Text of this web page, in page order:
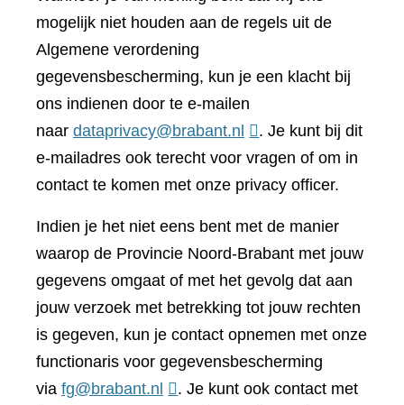
mogelijk niet houden aan de regels uit de
Algemene verordening
gegevensbescherming, kun je een klacht bij
ons indienen door te e-mailen
naar dataprivacy@brabant.nl
. Je kunt bij dit
e-mailadres ook terecht voor vragen of om in
contact te komen met onze privacy officer.
Indien je het niet eens bent met de manier
waarop de Provincie Noord-Brabant met jouw
gegevens omgaat of met het gevolg dat aan
jouw verzoek met betrekking tot jouw rechten
is gegeven, kun je contact opnemen met onze
functionaris voor gegevensbescherming
via fg@brabant.nl
. Je kunt ook contact met